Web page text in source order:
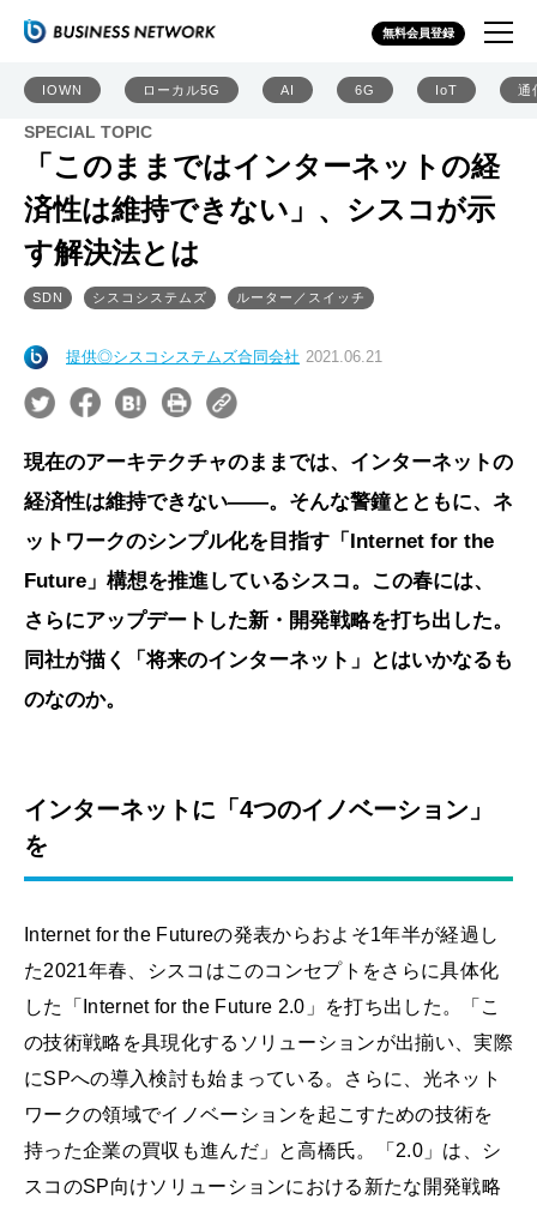
無料会員登録
IOWN ローカル5G AI 6G IoT 通
SPECIAL TOPIC
「このままではインターネットの経
済性は維持できない」、シスコが示
す解決法とは
SDN シスコシステムズ ルーター／スイッチ
提供◎シスコシステムズ合同会社 2021.06.21
現在のアーキテクチャのままでは、インターネットの
経済性は維持できない――。そんな警鐘とともに、ネ
ットワークのシンプル化を目指す「Internet for the
Future」構想を推進しているシスコ。この春には、
さらにアップデートした新・開発戦略を打ち出した。
同社が描く「将来のインターネット」とはいかなるも
のなのか。
インターネットに「4つのイノベーション」
を
Internet for the Futureの発表からおよそ1年半が経過し
た2021年春、シスコはこのコンセプトをさらに具体化
した「Internet for the Future 2.0」を打ち出した。「こ
の技術戦略を具現化するソリューションが出揃い、実際
にSPへの導入検討も始まっている。さらに、光ネット
ワークの領域でイノベーションを起こすための技術を
持った企業の買収も進んだ」と高橋氏。「2.0」は、シ
スコのSP向けソリューションにおける新たな開発戦略